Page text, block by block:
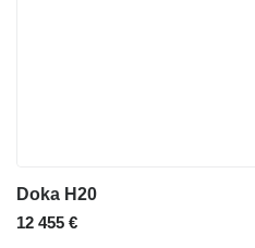
Doka H20
12 455 €